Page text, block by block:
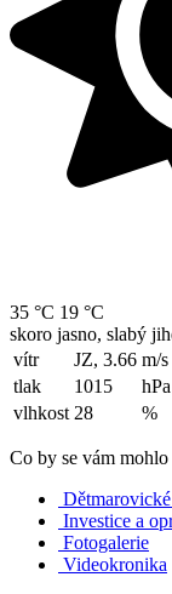
35 °C 19 °C
skoro jasno, slabý
vítr
JZ, 3.66 m/s
tlak
1015
hPa
vlhkost 28 %
Co by se vám
Investice a
Fotogalerie
Videokronika